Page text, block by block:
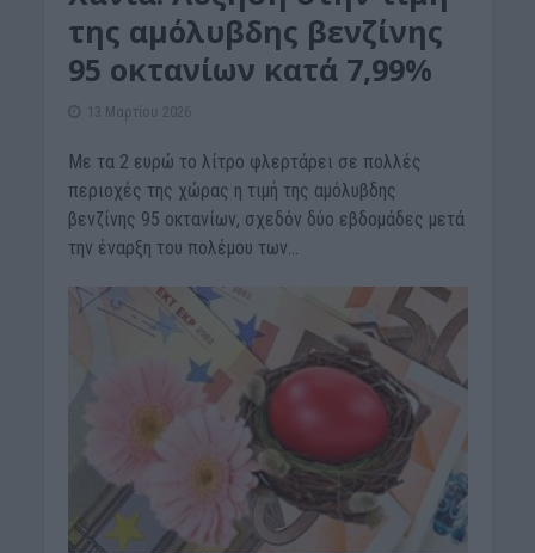
της αμόλυβδης βενζίνης
95 οκτανίων κατά 7,99%
13 Μαρτίου 2026
Με τα 2 ευρώ το λίτρο φλερτάρει σε πολλές
περιοχές της χώρας η τιμή της αμόλυβδης
βενζίνης 95 οκτανίων, σχεδόν δύο εβδομάδες μετά
την έναρξη του πολέμου των...